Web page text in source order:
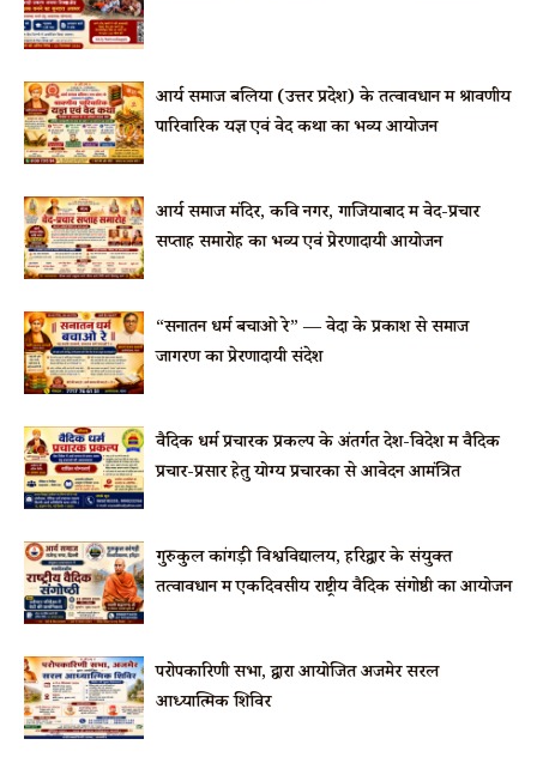
आर्य समाज बलिया (उत्तर प्रदेश) के तत्वावधान में श्रावणीय
पारिवारिक यज्ञ एवं वेद कथा का भव्य आयोजन
आर्य समाज मंदिर, कवि नगर, गाजियाबाद में वेद-प्रचार
सप्ताह समारोह का भव्य एवं प्रेरणादायी आयोजन
“सनातन धर्म बचाओ रे” — वेदों के प्रकाश से समाज
जागरण का प्रेरणादायी संदेश
वैदिक धर्म प्रचारक प्रकल्प के अंतर्गत देश-विदेश में वैदिक
प्रचार-प्रसार हेतु योग्य प्रचारकों से आवेदन आमंत्रित
गुरुकुल कांगड़ी विश्वविद्यालय, हरिद्वार के संयुक्त
तत्वावधान में एकदिवसीय राष्ट्रीय वैदिक संगोष्ठी का आयोजन
परोपकारिणी सभा, द्वारा आयोजित अजमेर सरल
आध्यात्मिक शिविर